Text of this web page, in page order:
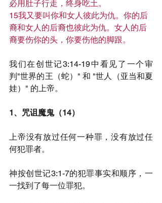
必用肚子行走，终身吃土。
15我又要叫你和女人彼此为仇。你的后
裔和女人的后裔也彼此为仇。女人的后
裔要伤你的头，你要伤他的脚跟。
我们在创世记3:14-19中看见了一个审
判"世界的王（蛇）" 和 "世人（亚当和夏
娃）" 的上帝。
1、咒诅魔鬼（14）
上帝没有放过任何一种罪，没有放过任
何犯罪者。
神按创世记3:1-7的犯罪事实和顺序，一
一找到了每一位罪犯。